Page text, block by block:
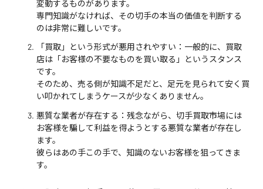
変動するものがあります。
専門知識がなければ、その切手の本当の価値を判断する
のは非常に難しいです。
「買取」という形式が悪用されやすい：一般的に、買取
店は「お客様の不要なものを買い取る」というスタンス
です。
そのため、売る側が知識不足だと、足元を見られて安く買
い叩かれてしまうケースが少なくありません。
悪質な業者が存在する：残念ながら、切手買取市場には
お客様を騙して利益を得ようとする悪質な業者が存在し
ます。
彼らはあの手この手で、知識のないお客様を狙ってきま
す。